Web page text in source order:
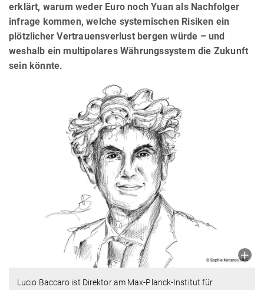
erklärt, warum weder Euro noch Yuan als Nachfolger
infrage kommen, welche systemischen Risiken ein
plötzlicher Vertrauensverlust bergen würde – und
weshalb ein multipolares Währungssystem die Zukunft
sein könnte.
Lucio Baccaro ist Direktor am Max-Planck-Institut für